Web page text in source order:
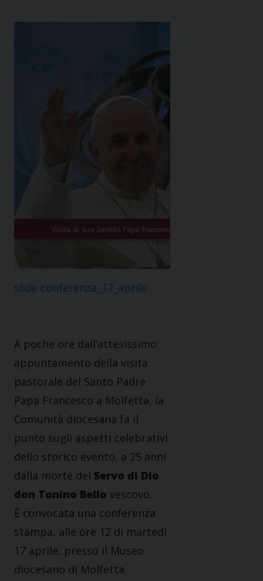
slide conferenza_17_aprile
A poche ore dall’attesissimo
appuntamento della visita
pastorale del Santo Padre
Papa Francesco a Molfetta, la
Comunità diocesana fa il
punto sugli aspetti celebrativi
dello storico evento, a 25 anni
dalla morte del Servo di Dio
don Tonino Bello vescovo.
É convocata una conferenza
stampa, alle ore 12 di martedì
17 aprile, presso il Museo
diocesano di Molfetta.